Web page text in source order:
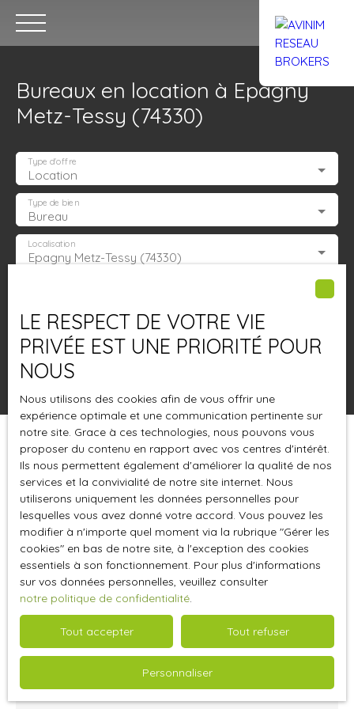
Accueil Acheter Trouver un
Estimation
Bureaux en location à Epagny
Metz-Tessy (74330)
Location
Type d'offre
Bureau
Type de bien
Epagny Metz-Tessy (74330)
Localisation
Surface min (m²)
Pertinence
Trier par Créer une alerte
€ /mois HT HC
LE RESPECT DE VOTRE VIE
PRIVÉE EST UNE PRIORITÉ POUR
NOUS
Nous utilisons des cookies afin de vous offrir une
expérience optimale et une communication pertinente sur
notre site. Grace à ces technologies, nous pouvons vous
proposer du contenu en rapport avec vos centres d'intérêt.
Ils nous permettent également d'améliorer la qualité de nos
services et la convivialité de notre site internet. Nous
utiliserons uniquement les données personnelles pour
lesquelles vous avez donné votre accord. Vous pouvez les
modifier à n'importe quel moment via la rubrique ″Gérer les
cookies″ en bas de notre site, à l'exception des cookies
essentiels à son fonctionnement. Pour plus d'informations
sur vos données personnelles, veuillez consulter
notre politique de confidentialité.
Tout accepter Tout refuser
Personnaliser